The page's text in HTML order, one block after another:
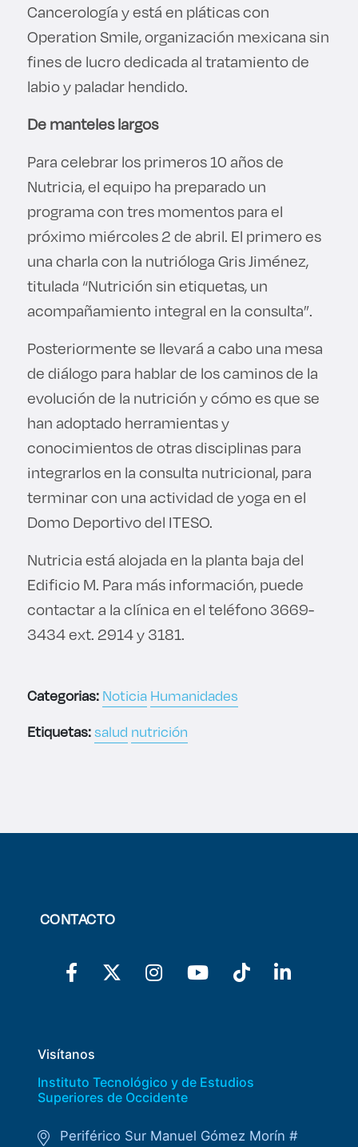
Cancerología y está en pláticas con
Operation Smile, organización mexicana sin
fines de lucro dedicada al tratamiento de
labio y paladar hendido.
De manteles largos
Para celebrar los primeros 10 años de
Nutricia, el equipo ha preparado un
programa con tres momentos para el
próximo miércoles 2 de abril. El primero es
una charla con la nutrióloga Gris Jiménez,
titulada “Nutrición sin etiquetas, un
acompañamiento integral en la consulta”.
Posteriormente se llevará a cabo una mesa
de diálogo para hablar de los caminos de la
evolución de la nutrición y cómo es que se
han adoptado herramientas y
conocimientos de otras disciplinas para
integrarlos en la consulta nutricional, para
terminar con una actividad de yoga en el
Domo Deportivo del ITESO.
Nutricia está alojada en la planta baja del
Edificio M. Para más información, puede
contactar a la clínica en el teléfono 3669-
3434 ext. 2914 y 3181.
Categorias:Noticia Humanidades
Etiquetas:salud nutrición
CONTACTO
Visítanos
Instituto Tecnológico y de Estudios
Superiores de Occidente
Periférico Sur Manuel Gómez Morín #